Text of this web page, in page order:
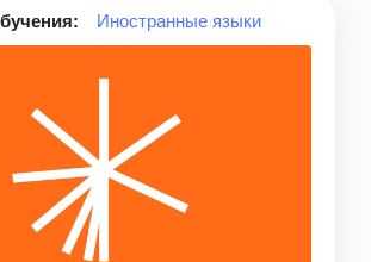
Иностранные языки